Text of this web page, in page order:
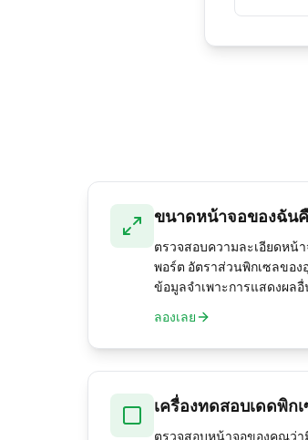
ต้องการ
ขนาดหน้าจอของฉันคื
ตรวจสอบความละเอียดหน้
พอร์ต อัตราส่วนพิกเซลขอ
ข้อมูลจำเพาะการแสดงผลอื่
ลองเลย
เครื่องทดสอบเดดพิก
ตรวจสอบหน้าจอของคุณว่า